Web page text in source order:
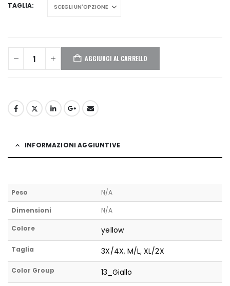
TAGLIA
AGGIUNGI AL CARRELLO
INFORMAZIONI AGGIUNTIVE
Peso N/A
Dimensioni N/A
Colore yellow
Taglia 3X/4X, M/L,XL/2X
Color Group 13_Giallo